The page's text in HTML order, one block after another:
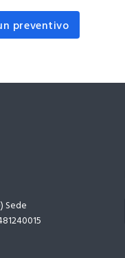
preventivo
Sede